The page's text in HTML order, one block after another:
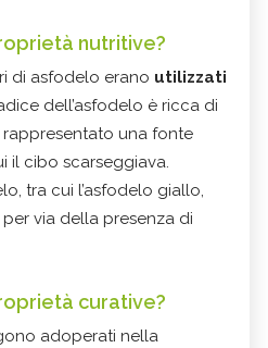
nutritive?
di asfodelo erano utilizzati
dell’asfodelo è ricca di
una fonte
il cibo scarseggiava.
tra cui l’asfodelo giallo,
per via della presenza di
curative?
adoperati nella